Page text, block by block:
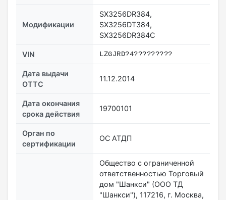
Модификации
SX3256DR384,
SX3256DT384,
SX3256DR384C
VIN LZGJRD?4?????????
Дата выдачи
ОТТС
11.12.2014
Дата окончания
срока действия
19700101
Орган по
сертификации
ОС АТДП
Общество с ограниченной
ответственностью Торговый
дом "Шанкси" (ООО ТД
"Шанкси"), 117216, г. Москва,